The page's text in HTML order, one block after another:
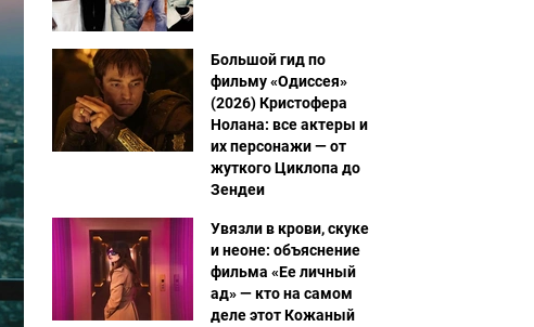
Большой гид по
фильму «Одиссея»
(2026) Кристофера
Нолана: все актеры и
их персонажи — от
жуткого Циклопа до
Зендеи
Увязли в крови, скуке
и неоне: объяснение
фильма «Ее личный
ад» — кто на самом
деле этот Кожаный